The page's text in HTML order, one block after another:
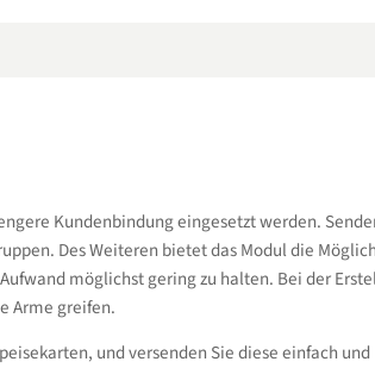
Kundenbindung eingesetzt werden.
Des Weiteren bietet das Modul die
möglichst gering zu halten. Bei der
Arme greifen.
und versenden Sie diese einfach und